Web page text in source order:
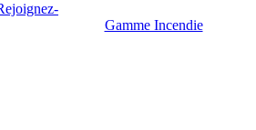
Gamme Incendie